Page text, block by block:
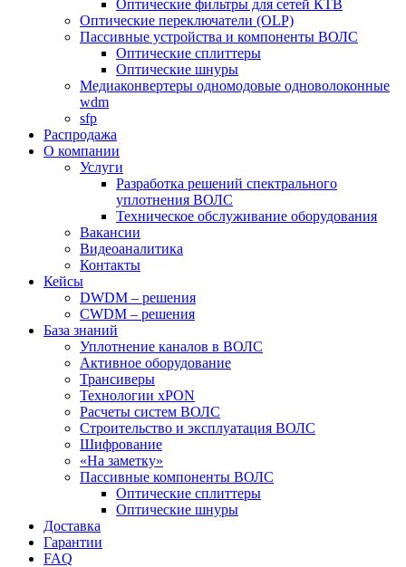
Оптические фильтры для сетей КТВ
Оптические переключатели (OLP)
Пассивные устройства и компоненты ВОЛС
Оптические сплиттеры
Оптические шнуры
Медиаконвертеры одномодовые одноволоконные
wdm
sfp
Распродажа
О компании
Услуги
Разработка решений спектрального
уплотнения ВОЛС
Техническое обслуживание оборудования
Вакансии
Видеоаналитика
Контакты
Кейсы
DWDM – решения
CWDM – решения
База знаний
Уплотнение каналов в ВОЛС
Активное оборудование
Трансиверы
Технологии xPON
Расчеты систем ВОЛС
Строительство и эксплуатация ВОЛС
Шифрование
«На заметку»
Пассивные компоненты ВОЛС
Оптические сплиттеры
Оптические шнуры
Доставка
Гарантии
FAQ